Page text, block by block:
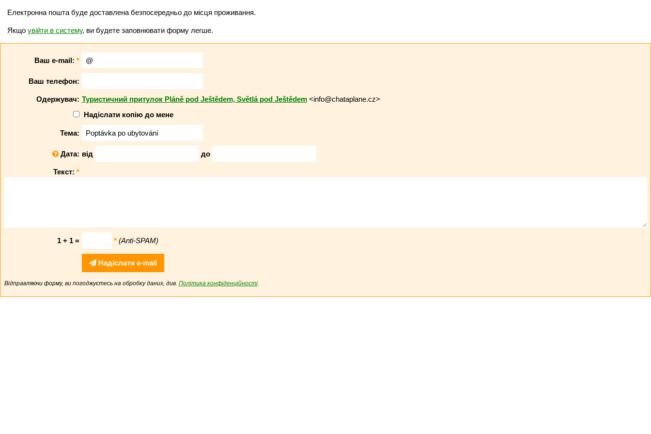
Електронна пошта буде доставлена безпосередньо до місця проживання.
Якщо увійти в систему, ви будете заповнювати форму легше.
Ваш e-mail: *
Ваш телефон:
Одержувач: Туристичний притулок Pláně pod Ještědem, Světlá pod Ještědem<info@chataplane.cz>
Надіслати копію до мене
Тема:
Дата: від до
Текст: *
1 + 1 = * (Anti-SPAM)
Надіслати e-mail
Відправляючи форму, ви погоджуєтесь на обробку даних, див. Політика конфіденційності.